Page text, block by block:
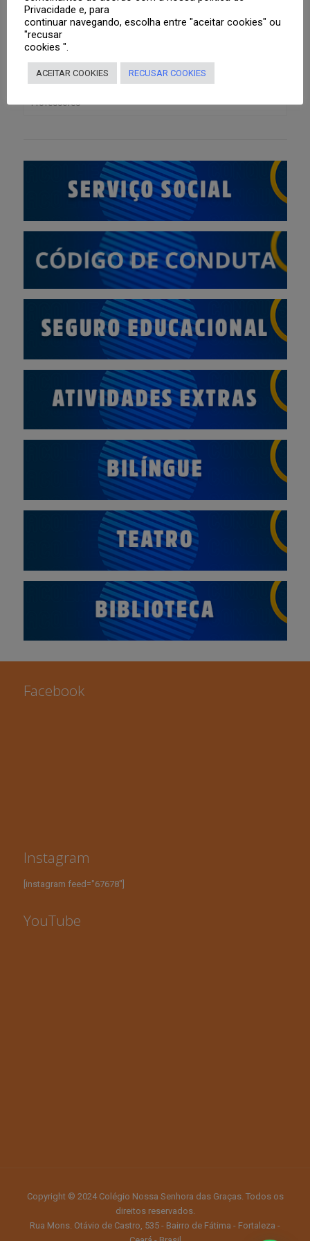
Aluno
Boletim
Agenda
Roteiros de Estudo
Responsáveis
Portal Web
Segunda Via de Boleto
Tutoriais
Aplicativo CNSG
Professores
Facebook
Instagram
[instagram feed="67678"]
YouTube
Copyright © 2024 Colégio Nossa Senhora das Graças. Todos os
direitos reservados.
Rua Mons. Otávio de Castro, 535 - Bairro de Fátima - Fortaleza -
Privacidade e, para
continuar navegando, escolha entre "aceitar cookies" ou
"recusar
cookies ".
ACEITAR COOKIES RECUSAR COOKIES